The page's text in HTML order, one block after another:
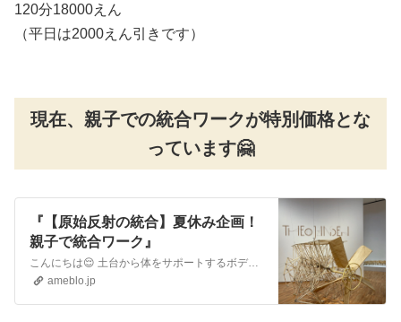
120分18000えん
（平日は2000えん引きです）
現在、親子での統合ワークが特別価格とな
っています🤗
『【原始反射の統合】夏休み企画！
親子で統合ワーク』
こんにちは😌 土台から体をサポートするボディワーカーの西山寿美子です 夏休みになりました！しかもお盆休みに入っている方もあるかもしれません 富山県でやっている…
ameblo.jp